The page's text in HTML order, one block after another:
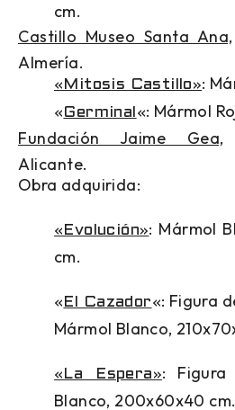
cm.
Castillo Museo Santa Ana,
Almería.
«Mitosis Castillo»:
«Germinal «: Mármol
Fundación Jaime Gea,
Alicante.
Obra adquirida:
«Evolución»: Mármol
cm.
« El Cazador«: Figura
Mármol Blanco,
«La Espera»: Figura
Blanco, 200x60x40 cm.